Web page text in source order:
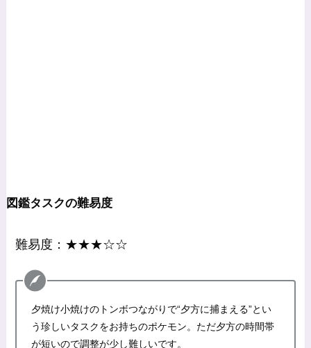
図鑑タスクの難易度
難易度：★★★☆☆
夕焼け小焼けのトンボつながりで“夕方に捕まえる”とい
う珍しいタスクをお持ちのポケモン。ただ夕方の時間帯
が短いので調整が少し難しいです。